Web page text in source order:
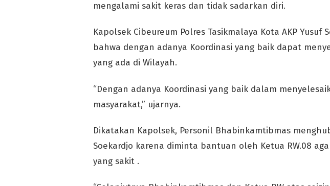
mengalami sakit keras dan tidak sadarkan diri.
Kapolsek Cibeureum Polres Tasikmalaya Kota AKP Yusuf
bahwa dengan adanya Koordinasi yang baik dapat
yang ada di Wilayah.
“Dengan adanya Koordinasi yang baik dalam
masyarakat,” ujarnya.
Dikatakan Kapolsek, Personil Bhabinkamtibmas
Soekardjo karena diminta bantuan oleh Ketua RW.08
yang sakit .